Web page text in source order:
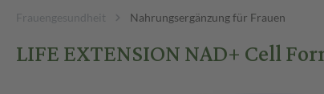
Frauengesundheit Nahrungsergänzung für Frauen
LIFE EXTENSION NAD+ Cell